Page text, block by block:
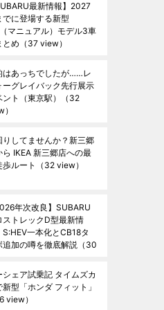
最新情報】2027
でに登場する新型
マニュアル）モデル3車
とめ （37 view）
はあっちでしたが……レ
ーグレイバック先行展示
ント（東京駅）
（32
りしてませんか？新三郷
ら IKEA 新三郷店への最
歩ルート
（32 view）
年次改良】SUBARU
ストレックD型最新情
S:HEV一本化とCB18タ
追加の噂を徹底解説 （30
シェア試乗記 タイムズカ
新型「ホンダ フィット」
view）